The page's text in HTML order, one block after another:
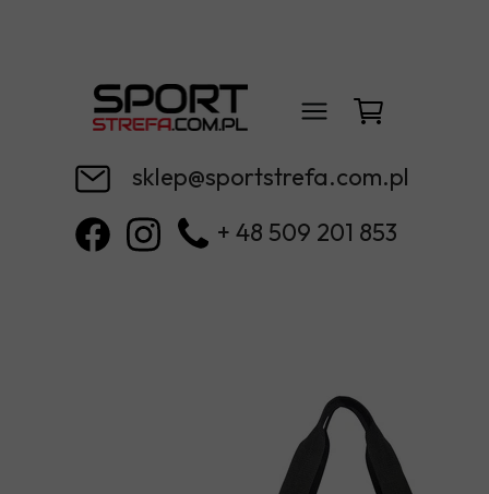
sklep@sportstrefa.com.pl
+ 48 509 201 853